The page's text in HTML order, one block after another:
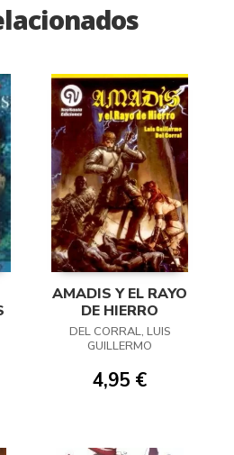
AMADIS Y EL RAYO
DE HIERRO
DEL CORRAL, LUIS
GUILLERMO
4,95 €